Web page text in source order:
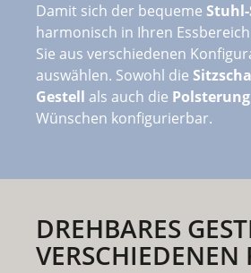
Damit sich der bequeme Stuhl-
harmonisch in Ihren
Sie aus verschiedenen
auswählen. Sowohl die
Gestell als auch die Polsterung
Wünschen konfigurierbar.
DREHBARES
VERSCHIEDENEN